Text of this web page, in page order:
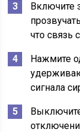
Включите
что связь
Нажмите
сигнала